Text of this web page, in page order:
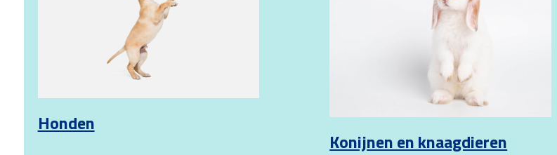
Honden
Konijnen en knaagdieren